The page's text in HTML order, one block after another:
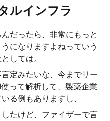
ルインフラ
だったら、非常にもっと
になりますよねっていう
しては。
定みたいな、今までリー
って解析して、製薬企業
る例もありますし、
たけど、ファイザーで言